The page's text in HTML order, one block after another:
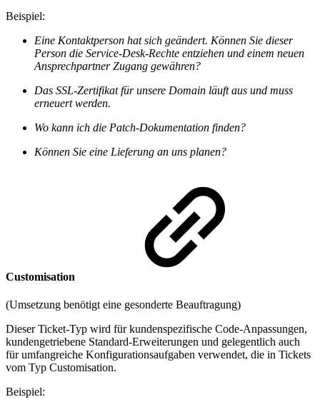
Beispiel:
Eine Kontaktperson hat sich geändert. Können Sie dieser
Person die Service-Desk-Rechte entziehen und einem neuen
Ansprechpartner Zugang gewähren?
Das SSL-Zertifikat für unsere Domain läuft aus und muss
erneuert werden.
Wo kann ich die Patch-Dokumentation finden?
Können Sie eine Lieferung an uns planen?
Customisation
(Umsetzung benötigt eine gesonderte Beauftragung)
Dieser Ticket-Typ wird für kundenspezifische Code-Anpassungen,
kundengetriebene Standard-Erweiterungen und gelegentlich auch
für umfangreiche Konfigurationsaufgaben verwendet, die in Tickets
vom Typ Customisation.
Beispiel: